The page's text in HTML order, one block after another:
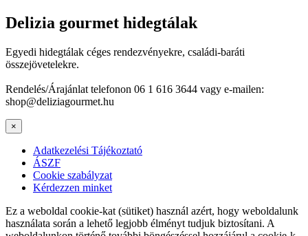
Delizia gourmet hidegtálak
Egyedi hidegtálak céges rendezvényekre, családi-baráti
összejövetelekre.
Rendelés/Árajánlat telefonon 06 1 616 3644 vagy e-mailen:
shop@deliziagourmet.hu
×
Adatkezelési Tájékoztató
ÁSZF
Cookie szabályzat
Kérdezzen minket
Ez a weboldal cookie-kat (sütiket) használ azért, hogy weboldalunk
használata során a lehető legjobb élményt tudjuk biztosítani. A